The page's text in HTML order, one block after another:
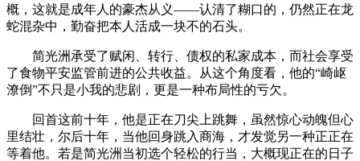
概，这就是成年人的豪杰从义——认清了糊口的，仍然正在龙
蛇混杂中，勤奋把本人活成一块不的石头。
简光洲承受了赋闲、转行、债权的私家成本，而社会享受
了食物平安监管前进的公共收益。从这个角度看，他的“崎岖
潦倒”不只是小我的悲剧，更是一种布局性的亏欠。
回首这前十年，他是正在刀尖上跳舞，虽然惊心动魄但心
里结壮，尔后十年，当他回身跳入商海，才发觉另一种正正在
等着他。若是简光洲当初选个轻松的行当，大概现正在的日子